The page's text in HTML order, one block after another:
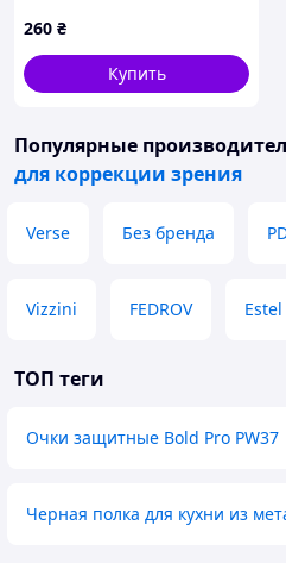
260 ₴
Купить
Популярные
для коррекции зрения
Verse Без бренда
Vizzini FEDROV Estel
ТОП теги
Очки защитные Bold Pro PW37
Черная полка для кухни из